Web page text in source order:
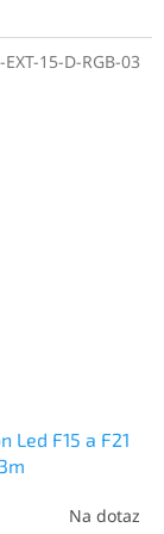
Led F15 a F21
Na dotaz
EXT-15-D-RGB-03